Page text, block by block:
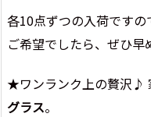
各10点ずつの入荷ですの
ご希望でしたら、ぜひ早
★ワンランク上の贅沢♪
グラス。